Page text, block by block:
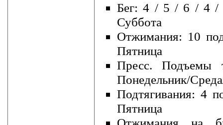
Бег: 4 / 5 / 6 / 4 /
Суббота
Отжимания: 10
Пятница
Пресс. Подъемы
Понедельник/
Подтягивания: 4
Пятница